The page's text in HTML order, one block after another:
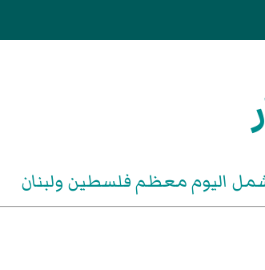
اليوم معظم فلسطين ولبنان